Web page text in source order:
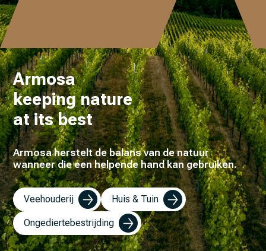
Armosa
keeping nature
at its best
Armosa herstelt de balans van de natuur
wanneer die een helpende hand kan gebruiken.
Veehouderij Huis & Tuin
Ongediertebestrijding